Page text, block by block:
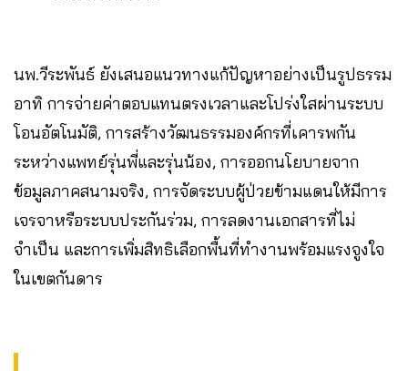
นพ.วีระพันธ์ ยังเสนอแนวทางแก้ปัญหาอย่างเป็นรูปธรรม
อาทิ การจ่ายค่าตอบแทนตรงเวลาและโปร่งใสผ่านระบบ
โอนอัตโนมัติ, การสร้างวัฒนธรรมองค์กรที่เคารพกัน
ระหว่างแพทย์รุ่นพี่และรุ่นน้อง, การออกนโยบายจาก
ข้อมูลภาคสนามจริง, การจัดระบบผู้ป่วยข้ามแดนให้มีการ
เจรจาหรือระบบประกันร่วม, การลดงานเอกสารที่ไม่
จำเป็น และการเพิ่มสิทธิเลือกพื้นที่ทำงานพร้อมแรงจูงใจ
ในเขตกันดาร